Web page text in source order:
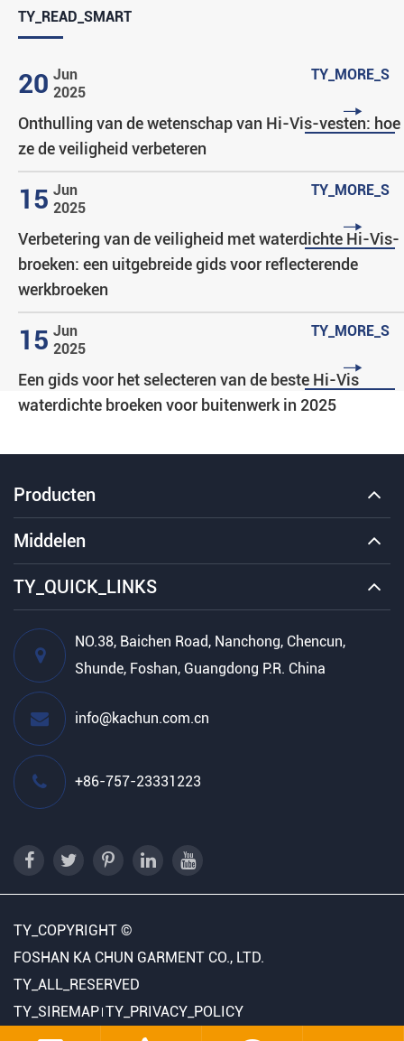
TY_READ_SMART
20 Jun
2025
TY_MORE_S

Onthulling van de wetenschap van Hi-Vis-vesten: hoe
ze de veiligheid verbeteren
15 Jun
2025
TY_MORE_S

Verbetering van de veiligheid met waterdichte Hi-Vis-
broeken: een uitgebreide gids voor reflecterende
werkbroeken
15 Jun
2025
TY_MORE_S

Een gids voor het selecteren van de beste Hi-Vis
waterdichte broeken voor buitenwerk in 2025
Producten
Middelen
TY_QUICK_LINKS
NO.38, Baichen Road, Nanchong, Chencun,
Shunde, Foshan, Guangdong P.R. China
info@kachun.com.cn
+86-757-23331223
TY_COPYRIGHT ©
FOSHAN KA CHUN GARMENT CO., LTD.
TY_ALL_RESERVED
TY_SIREMAP TY_PRIVACY_POLICY